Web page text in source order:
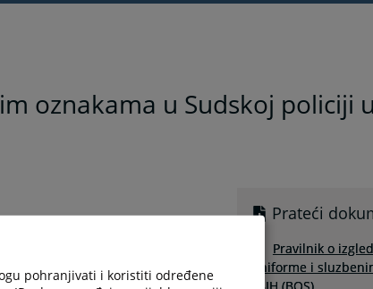
oznakama u Sudskoj policiji
Prateći
Pravilnik o
uniforme i
pohranjivati i koristiti određene